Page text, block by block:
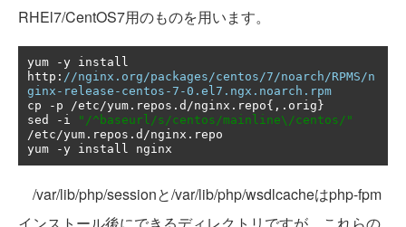
RHEl7/CentOS7用のものを用います。
yum -y install
http : //nginx.org/packages/centos/7/noarch/RPMS/n
ginx-release-centos-7-0.el7.ngx.noarch.rpm
cp
- p /etc/yum . repos . d /nginx . repo{,. orig }
sed
- i
"/^baseurl/s/centos/mainline\/centos/"
/etc/yum . repos . d /nginx . repo
yum
-y install nginx
/var/lib/php/sessionと/var/lib/php/wsdlcacheはphp-fpm